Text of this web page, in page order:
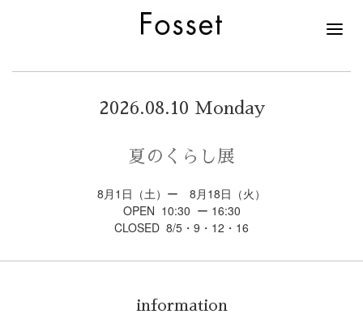
2026.08.10 Monday
夏のくらし展
8月1日（土）ー 8月18日（火）
OPEN 10:30 ー 16:30
CLOSED 8/5・9・12・16
information